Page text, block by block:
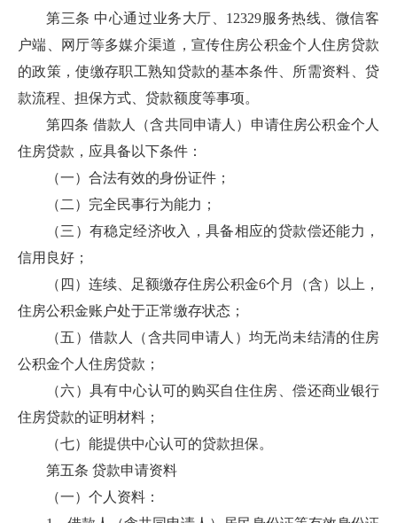
第三条 中心通过业务大厅、12329服务热线、微信客
户端、网厅等多媒介渠道，宣传住房公积金个人住房贷款
的政策，使缴存职工熟知贷款的基本条件、所需资料、贷
款流程、担保方式、贷款额度等事项。
第四条 借款人（含共同申请人）申请住房公积金个人
住房贷款，应具备以下条件：
（一）合法有效的身份证件；
（二）完全民事行为能力；
（三）有稳定经济收入，具备相应的贷款偿还能力，
信用良好；
（四）连续、足额缴存住房公积金6个月（含）以上，
住房公积金账户处于正常缴存状态；
（五）借款人（含共同申请人）均无尚未结清的住房
公积金个人住房贷款；
（六）具有中心认可的购买自住住房、偿还商业银行
住房贷款的证明材料；
（七）能提供中心认可的贷款担保。
第五条 贷款申请资料
（一）个人资料：